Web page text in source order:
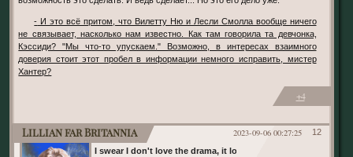
- И это всё притом, что Вилетту Ню и Лесли Смолла вообще ничего
не связывает, насколько нам известно. Как там говорила та девчонка,
Кэссиди? "Мы что-то упускаем." Возможно, в интересах взаимного
доверия стоит этот пробел в информации немного исправить, мистер
Хантер?
+4
12
2023-09-06 00:27:25
Lillian far Britannia
I swear I don't love the drama, it loves me